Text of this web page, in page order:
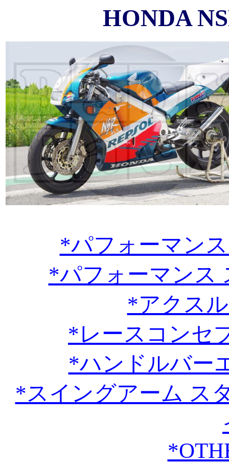
HONDA
*パフォーマン
*パフォーマンス
*アクス
*レースコンセ
*ハンドルバー
*スイングアーム ス